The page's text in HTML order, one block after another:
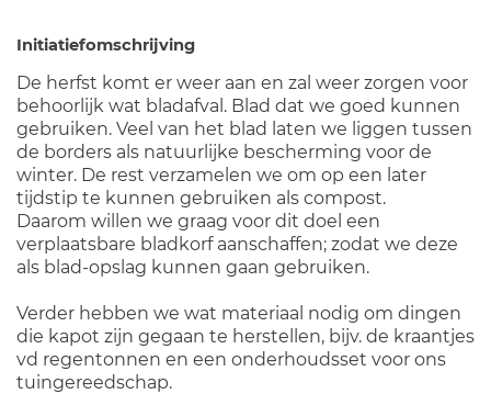
Initiatiefomschrijving
De herfst komt er weer aan en zal weer zorgen voor
behoorlijk wat bladafval. Blad dat we goed kunnen
gebruiken. Veel van het blad laten we liggen tussen
de borders als natuurlijke bescherming voor de
winter. De rest verzamelen we om op een later
tijdstip te kunnen gebruiken als compost.
Daarom willen we graag voor dit doel een
verplaatsbare bladkorf aanschaffen; zodat we deze
als blad-opslag kunnen gaan gebruiken.
Verder hebben we wat materiaal nodig om dingen
die kapot zijn gegaan te herstellen, bijv. de kraantjes
vd regentonnen en een onderhoudsset voor ons
tuingereedschap.